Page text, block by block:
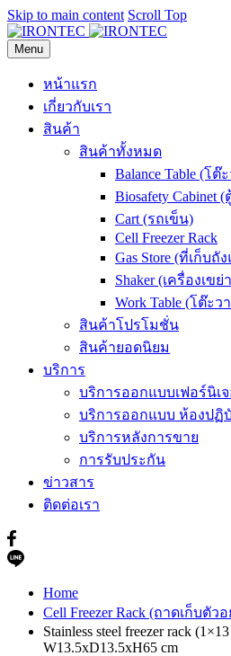
Skip to main content Scroll Top
Menu
หน้าแรก
เกี่ยวกับเรา
สินค้า
สินค้าทั้งหมด
Balance Table (โต๊
Biosafety Cabinet
Cart (รถเข็น)
Cell Freezer Rack
Gas Store (ที่เก็บถั
Shaker (เครื่องเขย่
Work Table (โต๊ะว
สินค้าโปรโมชั่น
สินค้ายอดนิยม
บริการ
บริการออกแบบเฟอร์นิเ
บริการออกแบบ ห้องปฏิ
บริการหลังการขาย
การรับประกัน
ข่าวสาร
ติดต่อเรา
Home
Cell Freezer Rack (ถาดเก็บตัว
Stainless steel freezer rack
W13.5xD13.5xH65 cm